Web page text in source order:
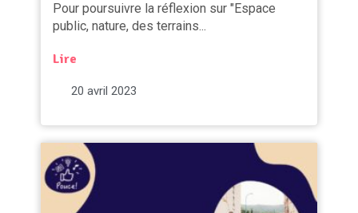
Pour poursuivre la réflexion sur "Espace
public, nature, des terrains...
Lire
20 avril 2023